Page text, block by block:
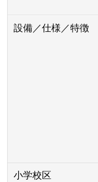
設備／仕様／特徴
小学校区